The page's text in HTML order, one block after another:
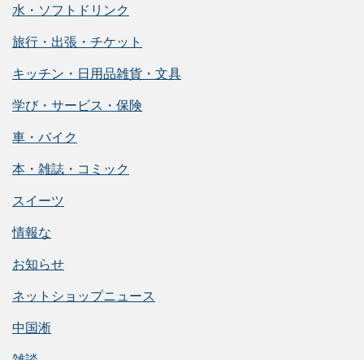
水・ソフトドリンク
旅行・出張・チケット
キッチン・日用品雑貨・文具
学び・サービス・保険
車・バイク
本・雑誌・コミック
スイーツ
情報な
お知らせ
ネットショップニュース
中国淅